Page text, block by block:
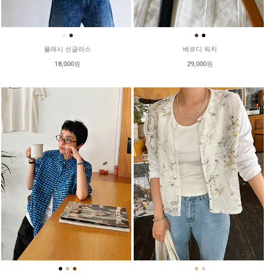
● ●
플래시 선글라스
18,000원
● ●
베르디 워치
29,000원
● ● ● ● ●